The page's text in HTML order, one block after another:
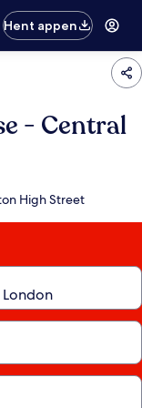
Hent appen
- Central
High Street